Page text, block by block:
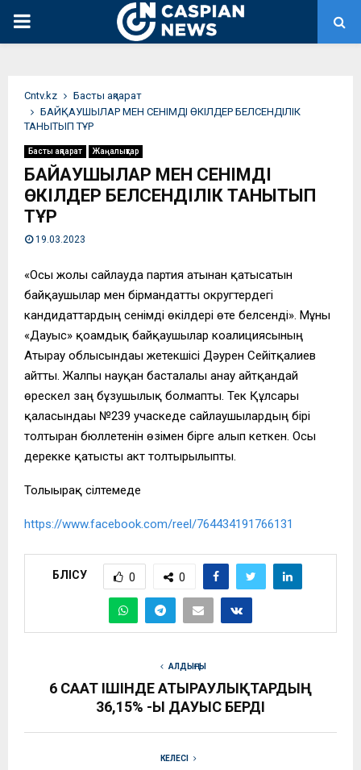
PRIMARY
Сntv.kz
Басты ақпарат
БАЙҚАУШЫЛАР МЕН СЕНІМДІ ӨКІЛДЕР БЕЛСЕНДІЛІК
ТАНЫТЫП ТҰР
Басты ақпарат Жаңалықтар
БАЙҚАУШЫЛАР МЕН СЕНІМДІ
ӨКІЛДЕР БЕЛСЕНДІЛІК ТАНЫТЫП
ТҰР
19.03.2023
«Осы жолғы сайлауда партия атынан қатысатын
байқаушылар мен бірмандатты округтердегі
кандидаттардың сенімді өкілдері өте белсенді». Мұны
«Дауыс» қоғамдық байқаушылар коалициясының
Атырау облысындағы жетекшісі Дәурен Сейітқалиев
айтты. Жалпы науқан басталғалы анау айтқандай
өрескел заң бұзушылық болмапты. Тек Құлсары
қаласындағы №239 учаскеде сайлаушылардың бірі
толтырған бюллетенін өзімен бірге алып кеткен. Осы
дерекке қатысты акт толтырылыпты.
Толығырақ сілтемеде
https://www.facebook.com/reel/764434191766131
БӨЛІСУ 0 0
АЛДЫҢҒЫ
6 САҒАТ ІШІНДЕ АТЫРАУЛЫҚТАРДЫҢ
36,15% -Ы ДАУЫС БЕРДІ
КЕЛЕСІ